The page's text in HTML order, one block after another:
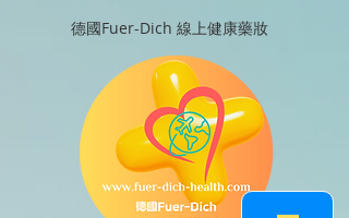
德國Fuer-Dich 線上健康藥妝